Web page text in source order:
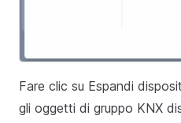
Fare clic su Espandi
gli oggetti di gruppo KNX